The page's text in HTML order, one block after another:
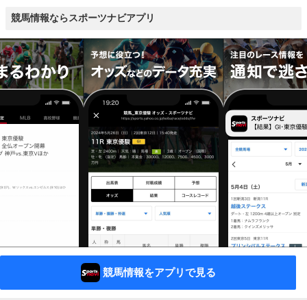
競馬情報ならスポーツナビアプリ
競馬情報をアプリで見る